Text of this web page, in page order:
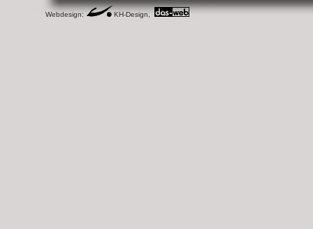
Webdesign: KH-Design,